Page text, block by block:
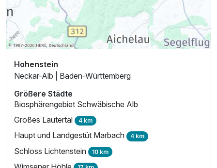
Für 3 Tage p.P. ab321,00 €
2 Erwachsene
Hohenstein
Neckar-Alb | Baden-Württemberg
Größere Städte
Biosphärengebiet Schwäbische Alb
Großes Lautertal 4 km
Haupt und Landgestüt Marbach 4 km
Schloss Lichtenstein 10 km